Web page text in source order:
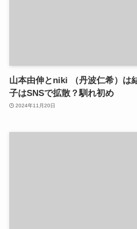
山本由伸とniki （丹波仁希）は
子はSNSで拡散？馴れ初め
2024年11月20日